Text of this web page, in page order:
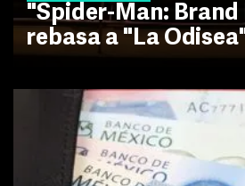
"Spider-Man: Brand
rebasa a "La